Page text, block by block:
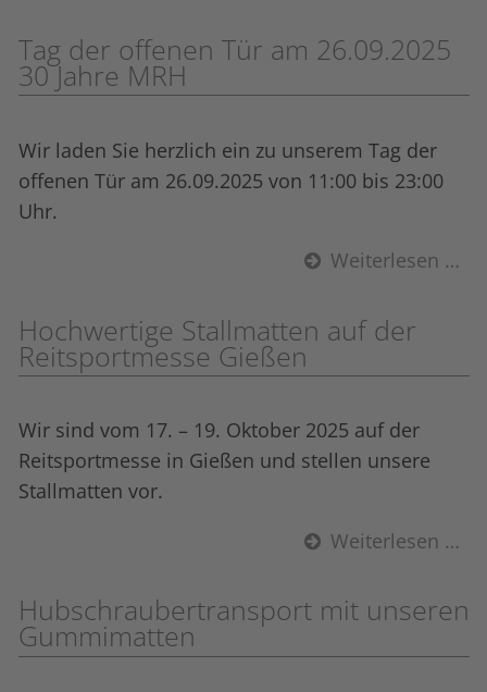
Tag der offenen Tür am 26.09.2025
30 Jahre MRH
Wir laden Sie herzlich ein zu unserem Tag der
offenen Tür am 26.09.2025 von 11:00 bis 23:00
Uhr.
Weiterlesen …
Hochwertige Stall­matten auf der
Reitsportmesse Gießen
Wir sind vom 17. – 19. Oktober 2025 auf der
Reitsportmesse in Gießen und stellen unsere
Stall­matten vor.
Weiterlesen …
Hubschraubertransport mit unseren
Gummi­matten